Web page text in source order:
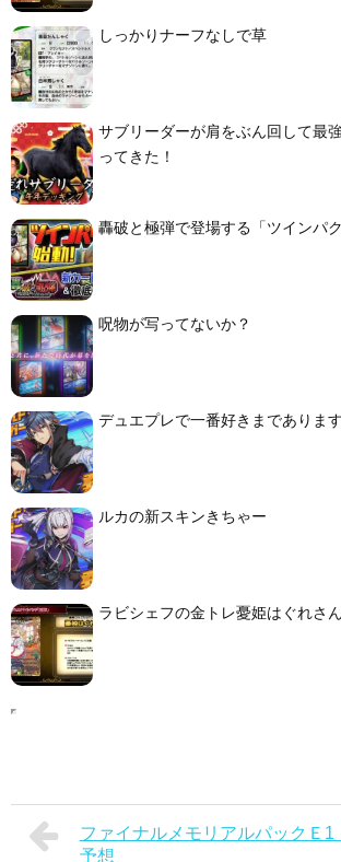
しっかりナーフなしで草
サブリーダーが肩をぶん回して最
ってきた！
轟破と極弾で登場する「ツインパ
呪物が写ってないか？
デュエプレで一番好きまでありま
ルカの新スキンきちゃー
ラビシェフの金トレ憂姫はぐれさ
ファイナルメモリアルパックＥ1
予想